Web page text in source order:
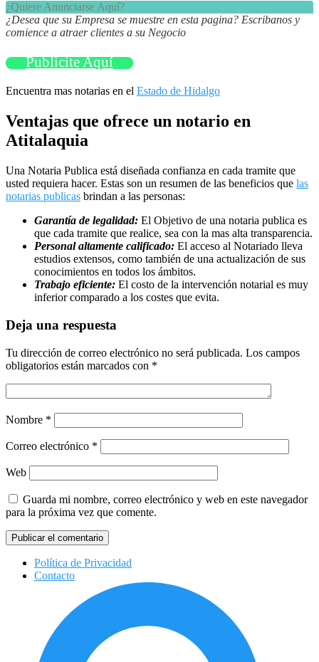
¿Quiere Anunciarse Aquí?
¿Desea que su Empresa se muestre en esta pagina? Escribanos y
comience a atraer clientes a su Negocio
Publicite Aquí
Encuentra mas notarias en el Estado de Hidalgo
Ventajas que ofrece un notario en
Atitalaquia
Una Notaria Publica está diseñada confianza en cada tramite que
usted requiera hacer. Estas son un resumen de las beneficios que las
notarias publicas brindan a las personas:
Garantía de legalidad: El Objetivo de una notaria publica es
que cada tramite que realice, sea con la mas alta transparencia.
Personal altamente calificado: El acceso al Notariado lleva
estudios extensos, como también de una actualización de sus
conocimientos en todos los ámbitos.
Trabajo eficiente: El costo de la intervención notarial es muy
inferior comparado a los costes que evita.
Deja una respuesta
Tu dirección de correo electrónico no será publicada. Los campos
obligatorios están marcados con *
Nombre *
Correo electrónico *
Web
Guarda mi nombre, correo electrónico y web en este navegador
para la próxima vez que comente.
Política de Privacidad
Contacto